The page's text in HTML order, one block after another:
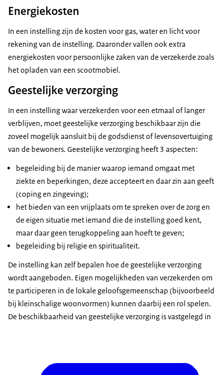
Energiekosten
In een instelling zijn de kosten voor gas, water en licht voor
rekening van de instelling. Daaronder vallen ook extra
energiekosten voor persoonlijke zaken van de verzekerde zoals
het opladen van een scootmobiel.
Geestelijke verzorging
In een instelling waar verzekerden voor een etmaal of langer
verblijven, moet geestelijke verzorging beschikbaar zijn die
zoveel mogelijk aansluit bij de godsdienst of levensovertuiging
van de bewoners. Geestelijke verzorging heeft 3 aspecten:
begeleiding bij de manier waarop iemand omgaat met
ziekte en beperkingen, deze accepteert en daar zin aan geeft
(coping en zingeving);
het bieden van een vrijplaats om te spreken over de zorg en
de eigen situatie met iemand die de instelling goed kent,
maar daar geen terugkoppeling aan hoeft te geven;
begeleiding bij religie en spiritualiteit.
De instelling kan zelf bepalen hoe de geestelijke verzorging
wordt aangeboden. Eigen mogelijkheden van verzekerden om
te participeren in de lokale geloofsgemeenschap (bijvoorbeeld
bij kleinschalige woonvormen) kunnen daarbij een rol spelen.
De beschikbaarheid van geestelijke verzorging is vastgelegd in